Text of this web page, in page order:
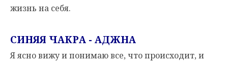
жизнь на себя.
СИНЯЯ ЧАКРА - АДЖНА
Я ясно вижу и понимаю все, что происходит, и